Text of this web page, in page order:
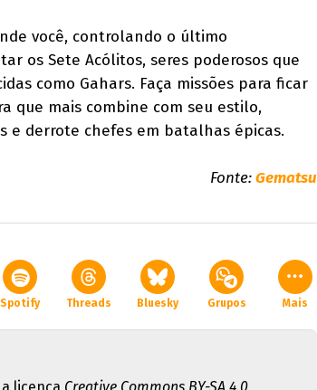
você, controlando o último
os Sete Acólitos, seres poderosos que
como Gahars. Faça missões para ficar
que mais combine com seu estilo,
e derrote chefes em batalhas épicas.
Fonte:Gematsu
Spotify Threads Bluesky Grupos Mais